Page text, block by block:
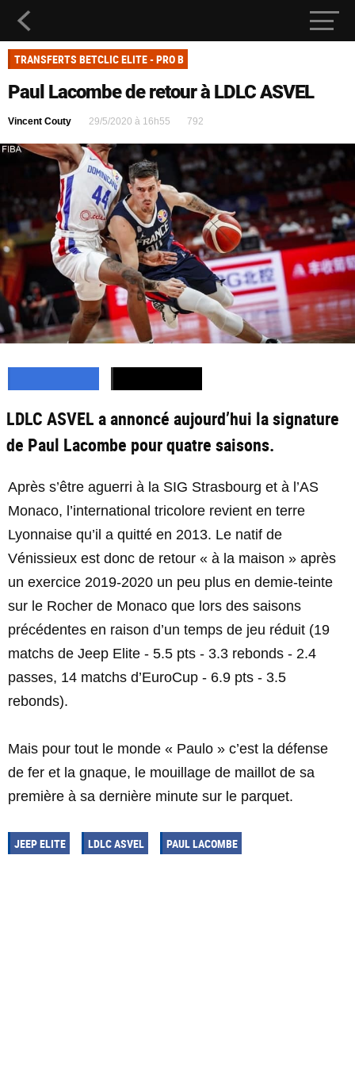
TRANSFERTS BETCLIC ELITE - PRO B
Paul Lacombe de retour à LDLC ASVEL
Vincent Couty 29/5/2020 à 16h55 792
LDLC ASVEL a annoncé aujourd’hui la signature
de Paul Lacombe pour quatre saisons.
Après s’être aguerri à la SIG Strasbourg et à l’AS
Monaco, l’international tricolore revient en terre
Lyonnaise qu’il a quitté en 2013. Le natif de
Vénissieux est donc de retour « à la maison » après
un exercice 2019-2020 un peu plus en demie-teinte
sur le Rocher de Monaco que lors des saisons
précédentes en raison d’un temps de jeu réduit (19
matchs de Jeep Elite - 5.5 pts - 3.3 rebonds - 2.4
passes, 14 matchs d’EuroCup - 6.9 pts - 3.5
rebonds).
Mais pour tout le monde « Paulo » c’est la défense
de fer et la gnaque, le mouillage de maillot de sa
première à sa dernière minute sur le parquet.
JEEP ELITE LDLC ASVEL PAUL LACOMBE